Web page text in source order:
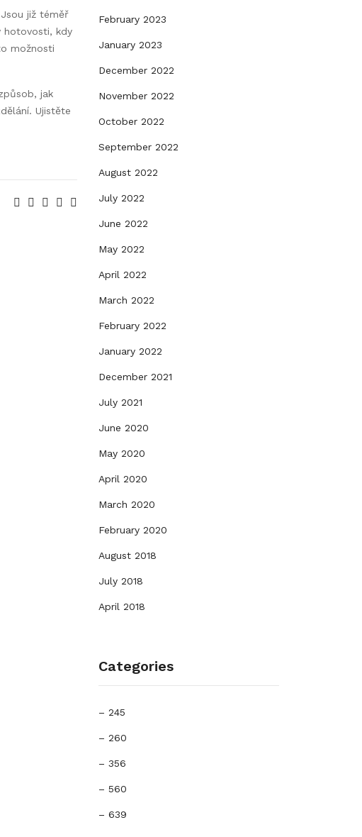
již téměř
hotovosti, kdy
možnosti
jak
Ujistěte
February 2023
January 2023
December 2022
November 2022
October 2022
September 2022
August 2022
July 2022
June 2022
May 2022
April 2022
March 2022
February 2022
January 2022
December 2021
July 2021
June 2020
May 2020
April 2020
March 2020
February 2020
August 2018
July 2018
April 2018
Categories
– 245
– 260
– 356
– 560
– 639